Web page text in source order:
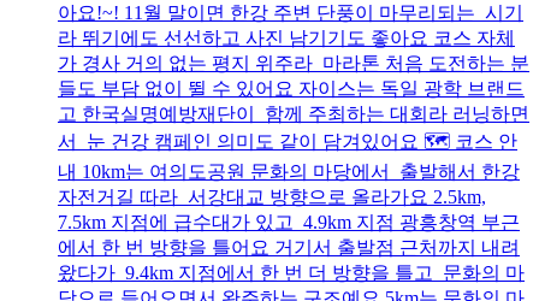
아요!~! 11월 말이면 한강 주변 단풍이 마무리되는 시기
라 뛰기에도 선선하고 사진 남기기도 좋아요 코스 자체
가 경사 거의 없는 평지 위주라 마라톤 처음 도전하는 분
들도 부담 없이 뛸 수 있어요 자이스는 독일 광학 브랜드
고 한국실명예방재단이 함께 주최하는 대회라 러닝하면
서 눈 건강 캠페인 의미도 같이 담겨있어요 🗺️ 코스 안
내 10km는 여의도공원 문화의 마당에서 출발해서 한강
자전거길 따라 서강대교 방향으로 올라가요 2.5km,
7.5km 지점에 급수대가 있고 4.9km 지점 광흥창역 부근
에서 한 번 방향을 틀어요 거기서 출발점 근처까지 내려
왔다가 9.4km 지점에서 한 번 더 방향을 틀고 문화의 마